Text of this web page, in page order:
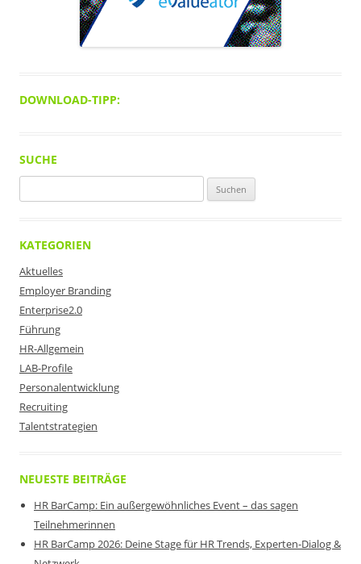
DOWNLOAD-TIPP:
SUCHE
nach:
KATEGORIEN
Aktuelles
Employer Branding
Enterprise2.0
Führung
HR-Allgemein
LAB-Profile
Personalentwicklung
Recruiting
Talentstrategien
NEUESTE BEITRÄGE
HR BarCamp: Ein außergewöhnliches Event – das sagen
Teilnehmerinnen
HR BarCamp 2026: Deine Stage für HR Trends, Experten-Dialog &